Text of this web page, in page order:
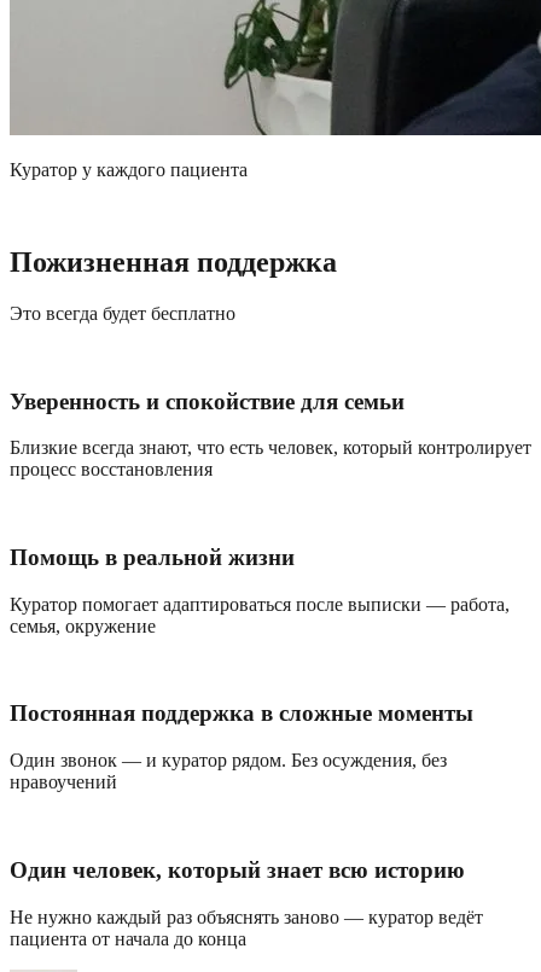
Куратор у каждого пациента
Пожизненная поддержка
Это всегда будет бесплатно
Уверенность и спокойствие для семьи
Близкие всегда знают, что есть человек, который контролирует
процесс восстановления
Помощь в реальной жизни
Куратор помогает адаптироваться после выписки — работа,
семья, окружение
Постоянная поддержка в сложные моменты
Один звонок — и куратор рядом. Без осуждения, без
нравоучений
Один человек, который знает всю историю
Не нужно каждый раз объяснять заново — куратор ведёт
пациента от начала до конца